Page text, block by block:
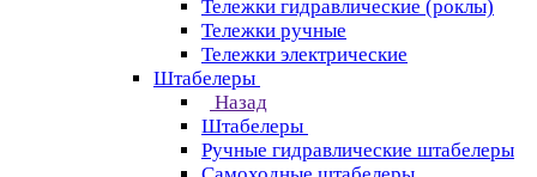
Тележки гидравлические (роклы)
Тележки ручные
Тележки электрические
Штабелеры
Назад
Штабелеры
Ручные гидравлические штабелеры